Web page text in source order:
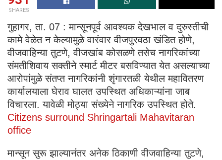
SHARES
गुहागर, ता. 07 : मान्सूनपूर्व आवश्यक देखभाल व दुरुस्तीची
कामे वेळेत न केल्यामुळे वारंवार वीजपुरवठा खंडित होणे,
वीजवाहिन्या तुटणे, वीजखांब कोसळणे तसेच नागरिकांच्या
संमतीशिवाय सक्तीने स्मार्ट मीटर बसविण्यात येत असल्याच्या
आरोपांमुळे संतप्त नागरिकांनी शृंगारतळी येथील महावितरण
कार्यालयाला घेराव घालत उपस्थित अधिकाऱ्यांना जाब
विचारला. यावेळी मोठ्या संख्येने नागरिक उपस्थित होते.
Citizens surround Shringartali Mahavitaran
office
मान्सून सुरू झाल्यानंतर अनेक ठिकाणी वीजवाहिन्या तुटणे,